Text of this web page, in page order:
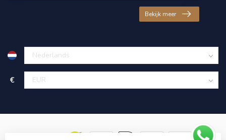
Bekijk meer
€